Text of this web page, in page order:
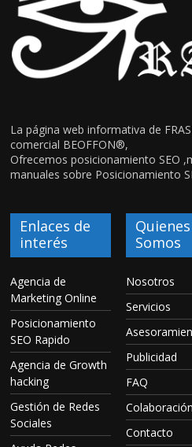
La página web informativa de
comercial BEOFFON®,
Ofrecemos posicionamiento SEO
manuales sobre Posicionamiento
Enlaces de
interés
Agencia de
Marketing Online
Posicionamiento
SEO Rapido
Agencia de Growth
hacking
Gestión de Redes
Sociales
Quienes
Somos
Nosotros
Servicios
Publicidad
FAQ
Colaboración
Contacto